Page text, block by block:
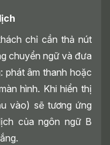
chỉ cần thả nút
chuyển ngữ và đưa
phát âm thanh hoặc
hình. Khi hiển thị
vào) sẽ tương ứng
của ngôn ngữ B